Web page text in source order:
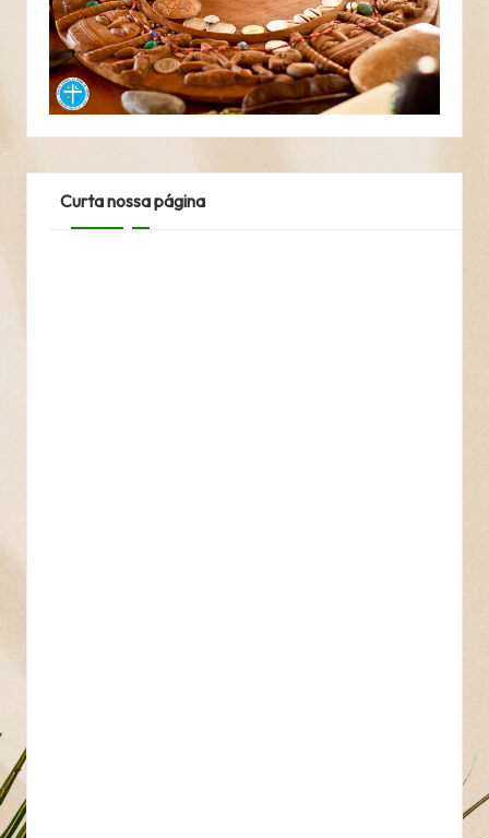
Curta nossa página